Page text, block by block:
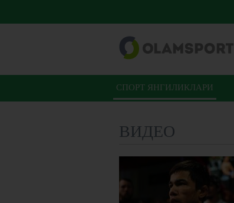
СПОРТ ЯНГИЛИКЛАРИ
ВИДЕО